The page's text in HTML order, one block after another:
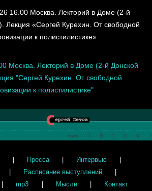
Москва. Лекторий в Доме (2-й Донской
"Сергей Курехин. От свободной
к полистилистике"
| Пресса | Интервью
|
| Расписание выступлений
|
| mp3 | Мысли | Контакт